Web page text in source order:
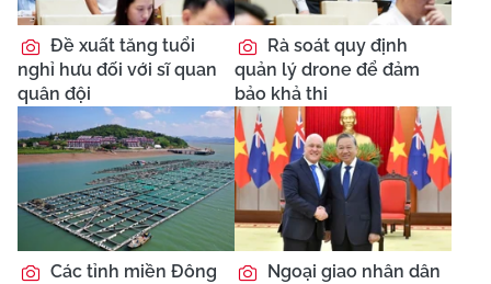
Đề xuất tăng tuổi
nghỉ hưu đối với sĩ quan
quân đội
Rà soát quy định
quản lý drone để đảm
bảo khả thi
Các tỉnh miền Đông
Ngoại giao nhân dân